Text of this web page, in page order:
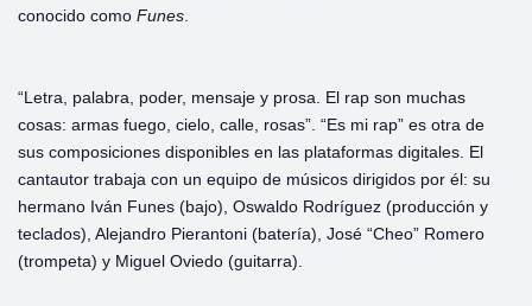
conocido como Funes
“Letra, palabra, poder, mensaje y prosa. El rap son muchas
cosas: armas fuego, cielo, calle, rosas”. “Es mi rap” es otra de
sus composiciones disponibles en las plataformas digitales. El
cantautor trabaja con un equipo de músicos dirigidos por él: su
hermano Iván Funes (bajo), Oswaldo Rodríguez (producción y
teclados), Alejandro Pierantoni (batería), José “Cheo” Romero
(trompeta) y Miguel Oviedo (guitarra).